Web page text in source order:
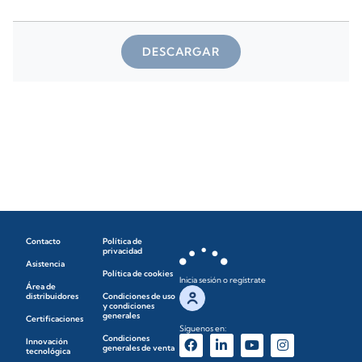
DESCARGAR
Contacto
Asistencia
Área de
distribuidores
Certificaciones
Innovación
tecnológica
Política de
privacidad
Política de cookies
Condiciones de uso
y condiciones
generales
Condiciones
generales de venta
Inicia sesión o regístrate
Síguenos en: